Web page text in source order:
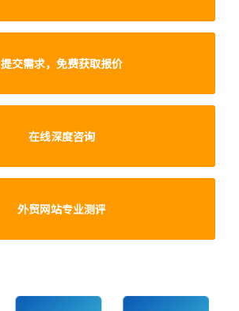
提交需求，免费获取报价
在线深度咨询
外贸网站专业测评